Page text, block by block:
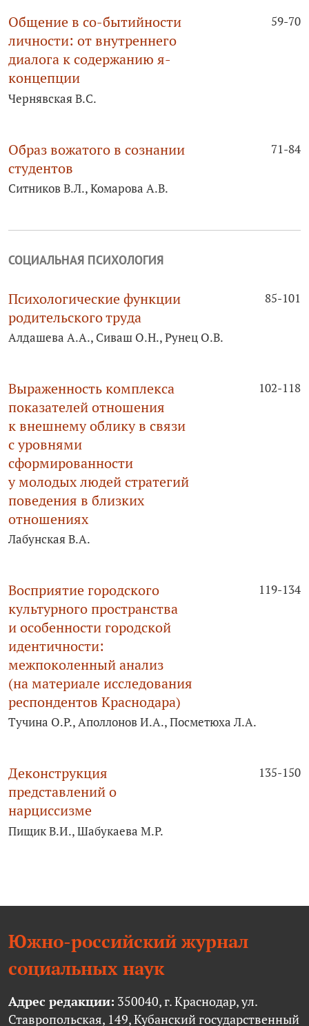
Общение в со-бытийности
личности: от внутреннего
диалога к содержанию я-
концепции
59-70
Чернявская В.С.
Образ вожатого в сознании
студентов
71-84
Ситников В.Л., Комарова А.В.
СОЦИАЛЬНАЯ ПСИХОЛОГИЯ
Психологические функции
родительского труда
85-101
Алдашева А.А., Сиваш О.Н., Рунец О.В.
Выраженность комплекса
показателей отношения
к внешнему облику в связи
с уровнями
сформированности
у молодых людей стратегий
поведения в близких
отношениях
102-118
Лабунская В.А.
Восприятие городского
культурного пространства
и особенности городской
идентичности:
межпоколенный анализ
(на материале исследования
респондентов Краснодара)
119-134
Тучина О.Р., Аполлонов И.А., Посметюха Л.А.
Деконструкция
представлений о
нарциссизме
135-150
Пищик В.И., Шабукаева М.Р.
Южно-российский журнал
социальных наук
Адрес редакции: 350040, г. Краснодар, ул.
Ставропольская, 149, Кубанский государственный